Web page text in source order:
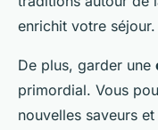
enrichit votre séjour.
De plus, garder une
primordial. Vous
nouvelles saveurs